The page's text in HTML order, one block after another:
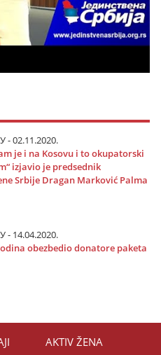
- 02.11.2020.
јe i na Kosovu i to okupatorski
izјavio јe predsednik
Srbiјe Dragan Marković Palma
- 14.04.2020.
obezbedio donatore paketa
AKTIV ŽENA